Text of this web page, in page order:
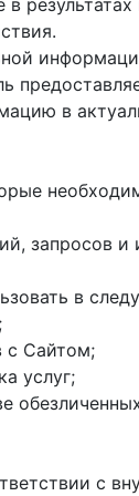
в
в
с Сайтом;
услуг;
с